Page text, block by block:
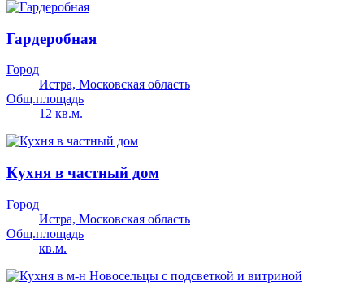
Гардеробная
Город
Истра, Московская область
Общ.площадь
12 кв.м.
Кухня в частный дом
Город
Истра, Московская область
Общ.площадь
кв.м.